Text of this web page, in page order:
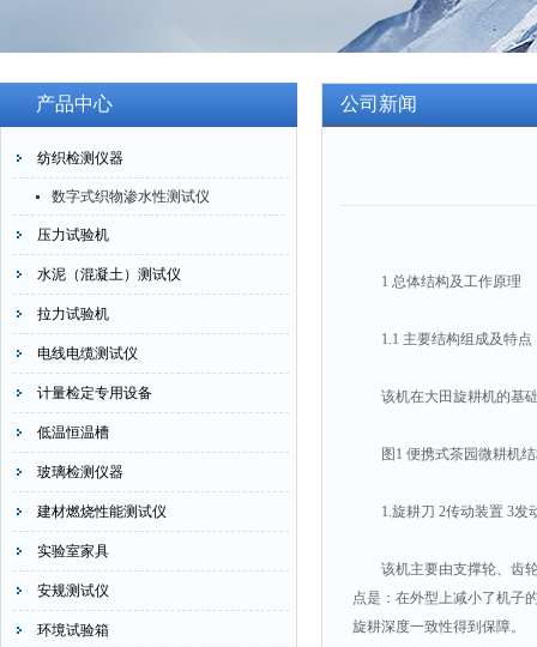
产品中心
纺织检测仪器
数字式织物渗水性测试仪
压力试验机
水泥（混凝土）测试仪
拉力试验机
电线电缆测试仪
计量检定专用设备
低温恒温槽
玻璃检测仪器
建材燃烧性能测试仪
实验室家具
安规测试仪
环境试验箱
公司新闻
1 总体结构及工作原理
1.1 主要结构组成及特点
该机在大田旋耕机的基础
图1 便携式茶园微耕机结
1.旋耕刀 2传动装置 3发
该机主要由支撑轮、齿轮
点是：在外型上减小了机子
旋耕深度一致性得到保障。